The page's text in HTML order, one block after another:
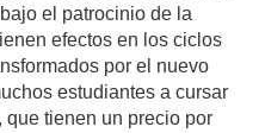
el patrocinio de la
efectos en los ciclos
por el nuevo
estudiantes a cursar
que tienen un precio por